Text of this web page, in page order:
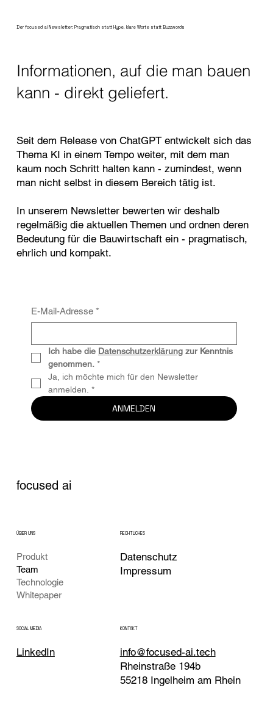
Der focused ai Newsletter: Pragmatisch statt Hype, klare Worte statt Buzzwords
Informationen, auf die man bauen
kann - direkt geliefert.
Seit dem Release von ChatGPT entwickelt sich das
Thema KI in einem Tempo weiter, mit dem man
kaum noch Schritt halten kann - zumindest, wenn
man nicht selbst in diesem Bereich tätig ist.
In unserem Newsletter bewerten wir deshalb
regelmäßig die aktuellen Themen und ordnen deren
Bedeutung für die Bauwirtschaft ein - pragmatisch,
ehrlich und kompakt.
E-Mail-Adresse *
Ich habe die Datenschutzerklärung zur Kenntnis
genommen. *
Ja, ich möchte mich für den Newsletter
anmelden. *
ANMELDEN
focused ai
Produkt
Team
Technologie
Whitepaper
ÜBER UNS RECHTLICHES
Datenschutz
Impressum
SOCIAL MEDIA
LinkedIn
KONTAKT
info@focused-ai.tech
Rheinstraße 194b
55218 Ingelheim am Rhein